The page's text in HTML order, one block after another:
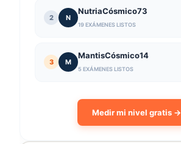
2 N
NutriaCósmico73
19 EXÁMENES LISTOS
3 M
MantisCósmico14
5 EXÁMENES LISTOS
Medir mi nivel gratis →